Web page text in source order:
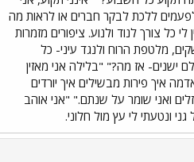
ללכת לבקר חברים או לראות מה
כל צורך לנוד ולנוע. ציפורים מזמרות
מלטפת הרוח ולנגד עיני- כל
ישנים- אז מה?" "בלילה אני מאזין
איך פירות מבשילים איך יורדים
ואני שומר על שנתם." "אני אוהב
ונטעתי לי עץ מול חלוני.